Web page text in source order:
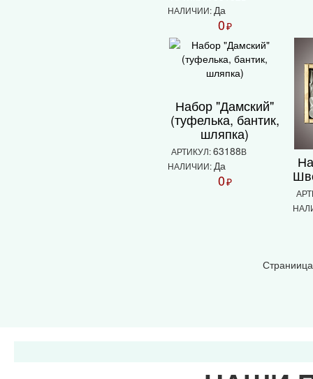
НАЛИЧИИ: Да
0₽
Набор "Дамский"
(туфелька, бантик,
шляпка)
АРТИКУЛ:63188В
НАЛИЧИИ: Да
0₽